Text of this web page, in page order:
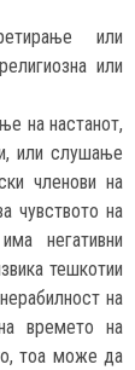
или
или
на настанот,
или слушање
членови на
чувството на
негативни
тешкотии
на
времето на
тоа може да